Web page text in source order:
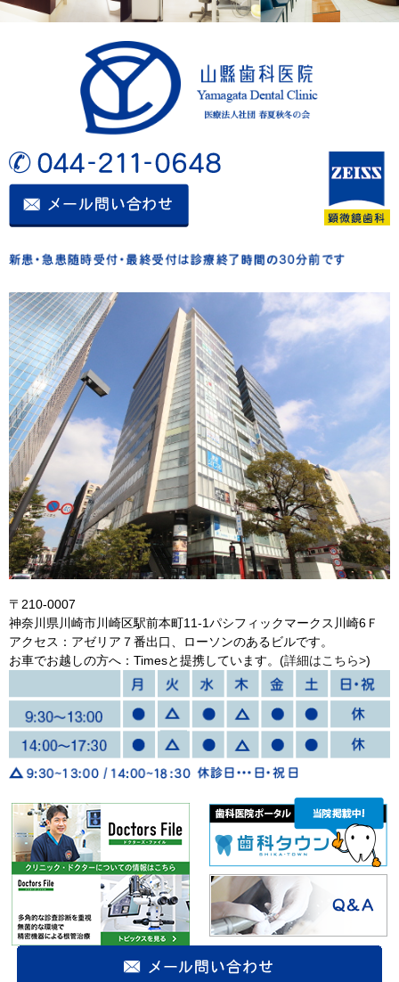
〒210-0007
神奈川県川崎市川崎区駅前本町11-1パシフィックマークス川崎6Ｆ
アクセス：アゼリア７番出口、ローソンのあるビルです。
お車でお越しの方へ：Timesと提携しています。(詳細はこちら>)